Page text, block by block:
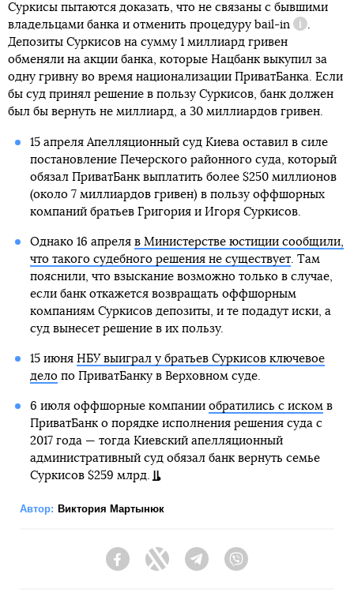
Суркисы пытаются доказать, что не связаны с бывшими
владельцами банка и отменить процедуру bail-in
Справка
Депозиты Суркисов на сумму 1 миллиард гривен
обменяли на акции банка, которые Нацбанк выкупил за
одну гривну во время национализации ПриватБанка. Если
бы суд принял решение в пользу Суркисов, банк должен
был бы вернуть не миллиард, а 30 миллиардов гривен.
15 апреля Апелляционный суд Киева оставил в силе
постановление Печерского районного суда, который
обязал ПриватБанк выплатить более $250 миллионов
(около 7 миллиардов гривен) в пользу оффшорных
компаний братьев Григория и Игоря Суркисов.
Однако 16 апреля в Министерстве юстиции сообщили,
что такого судебного решения не существует. Там
пояснили, что взыскание возможно только в случае,
если банк откажется возвращать оффшорным
компаниям Суркисов депозиты, и те подадут иски, а
суд вынесет решение в их пользу.
15 июня НБУ выиграл у братьев Суркисов ключевое
делопо ПриватБанку в Верховном суде.
6 июля оффшорные компании обратились с иском в
ПриватБанк о порядке исполнения решения суда с
2017 года — тогда Киевский апелляционный
административный суд обязал банк вернуть семье
Суркисов $259 млрд.
Автор: Виктория Мартынюк
FacebookTwitter Telegram